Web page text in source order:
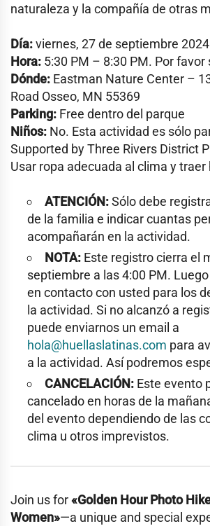
naturaleza y la compañía de otras
Día:viernes, 27 de septiembre 2024
Hora: 5:30 PM – 8:30 PM. Por favor
Dónde: Eastman Nature Center –
Road Osseo, MN 55369
Parking: Free dentro del parque
Niños: No. Esta actividad es sólo
Supported by Three Rivers District
Usar ropa adecuada al clima y
ATENCIÓN:Sólo debe
de la familia e indicar cuantas
acompañarán en la actividad.
NOTA: Este registro cierra el
septiembre a las 4:00 PM.
en contacto con usted para los
la actividad. Si no alcanzó a
puede enviarnos un email a
hola@huellaslatinas.com para
a la actividad. Así podremos
CANCELACIÓN: Este evento
cancelado en horas de la
del evento dependiendo de las
clima u otros imprevistos.
Join us for«Golden Hour Photo
Women»—a unique and special